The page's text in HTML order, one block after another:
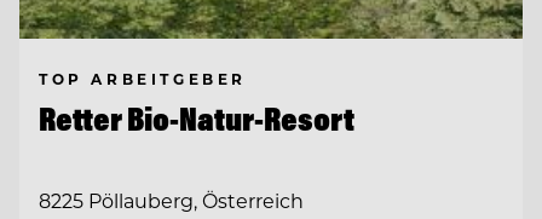
TOP ARBEITGEBER
Retter Bio-Natur-Resort
8225 Pöllauberg, Österreich